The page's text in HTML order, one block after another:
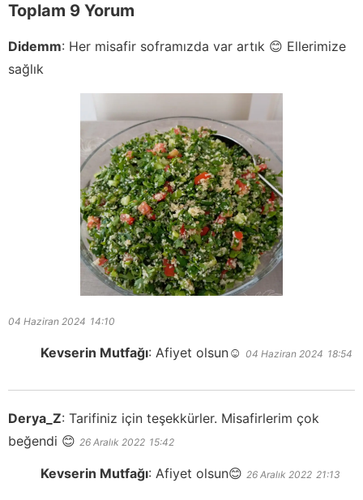
Toplam 9 Yorum
Didemm: Her misafir soframızda var artık 😊 Ellerimize
sağlık
04 Haziran 2024 14:10
Kevserin Mutfağı: Afiyet olsun☺️ 04 Haziran 2024 18:54
Derya_Z: Tarifiniz için teşekkürler. Misafirlerim çok
beğendi 😊 26 Aralık 2022 15:42
Kevserin Mutfağı: Afiyet olsun😊 26 Aralık 2022 21:13